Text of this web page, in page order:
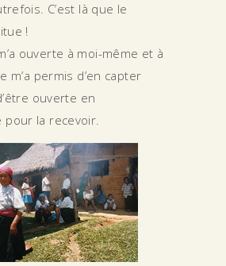
C’est là que le
!
ouverte à moi-même et à
m’a permis d’en capter
ouverte en
pour la recevoir.